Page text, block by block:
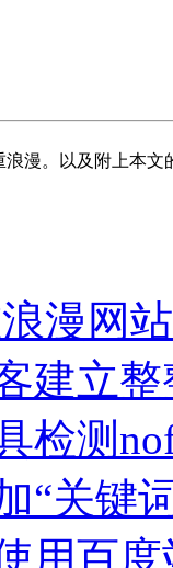
漫。以及附上本文
漫网
建立整
检测
“关键
用百